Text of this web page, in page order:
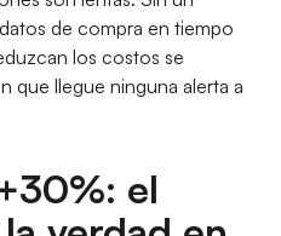
de compra en tiempo
los costos se
que llegue ninguna alerta a
el